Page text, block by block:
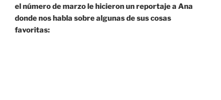
el número de marzo le hicieron un reportaje a Ana
donde nos habla sobre algunas de sus cosas
favoritas: